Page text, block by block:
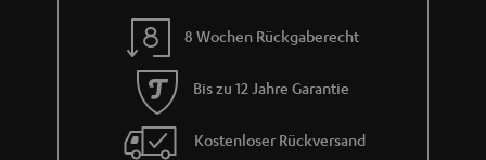
8 Wochen Rückgaberecht
Bis zu 12 Jahre Garantie
Kostenloser Rückversand